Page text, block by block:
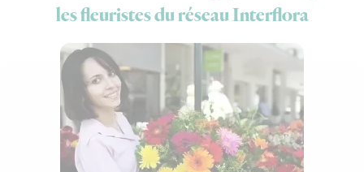
les fleuristes du réseau Interflora